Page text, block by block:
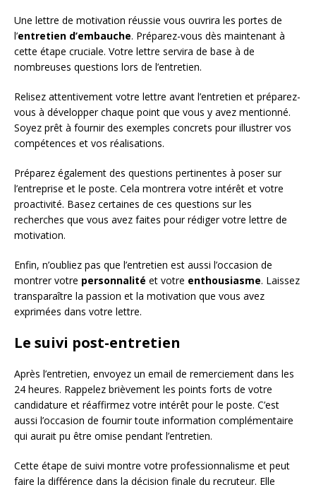
Une lettre de motivation réussie vous ouvrira les portes de
l’entretien d’embauche. Préparez-vous dès maintenant à
cette étape cruciale. Votre lettre servira de base à de
nombreuses questions lors de l’entretien.
Relisez attentivement votre lettre avant l’entretien et préparez-
vous à développer chaque point que vous y avez mentionné.
Soyez prêt à fournir des exemples concrets pour illustrer vos
compétences et vos réalisations.
Préparez également des questions pertinentes à poser sur
l’entreprise et le poste. Cela montrera votre intérêt et votre
proactivité. Basez certaines de ces questions sur les
recherches que vous avez faites pour rédiger votre lettre de
motivation.
Enfin, n’oubliez pas que l’entretien est aussi l’occasion de
montrer votre personnalité et votre enthousiasme. Laissez
transparaître la passion et la motivation que vous avez
exprimées dans votre lettre.
Le suivi post-entretien
Après l’entretien, envoyez un email de remerciement dans les
24 heures. Rappelez brièvement les points forts de votre
candidature et réaffirmez votre intérêt pour le poste. C’est
aussi l’occasion de fournir toute information complémentaire
qui aurait pu être omise pendant l’entretien.
Cette étape de suivi montre votre professionnalisme et peut
faire la différence dans la décision finale du recruteur. Elle